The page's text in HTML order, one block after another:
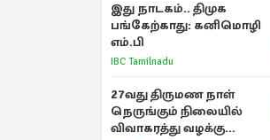
இது நாடகம்.. திமுக
பங்கேற்காது: கனிமொழி
எம்.பி
IBC Tamilnadu
27வது திருமண நாள்
நெருங்கும் நிலையில்
விவாகரத்து வழக்கு